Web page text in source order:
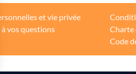
et vie privée
à vos questions
Charte
Code